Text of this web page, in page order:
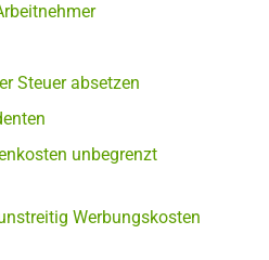
Steuer absetzen
unbegrenzt
Werbungskosten